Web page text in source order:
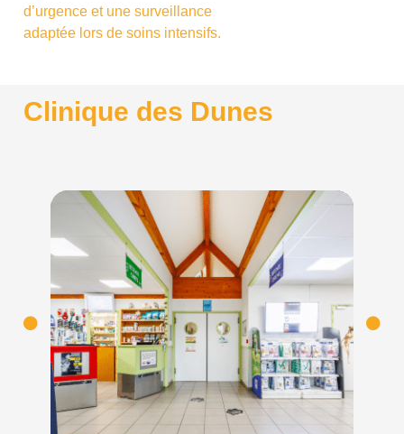
d’urgence et une surveillance
adaptée lors de soins intensifs.
Clinique des Dunes